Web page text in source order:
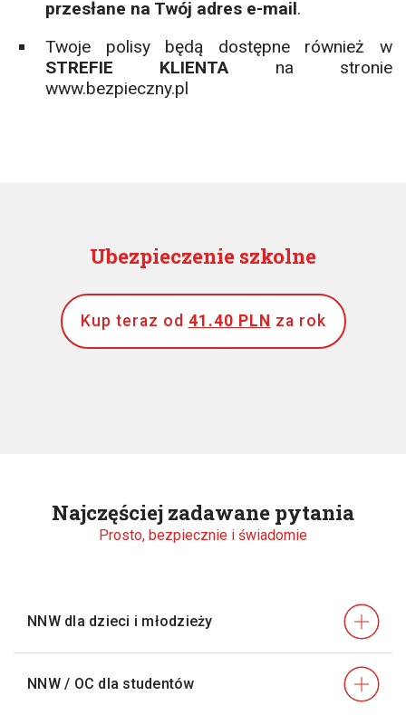
przesłane na Twój adres e-mail.
Twoje polisy będą dostępne również w
STREFIE KLIENTA na stronie
www.bezpieczny.pl
Ubezpieczenie szkolne
Kup teraz od 41.40 PLN za rok
Najczęściej zadawane pytania
Prosto, bezpiecznie i świadomie
NNW dla dzieci i młodzieży
NNW / OC dla studentów